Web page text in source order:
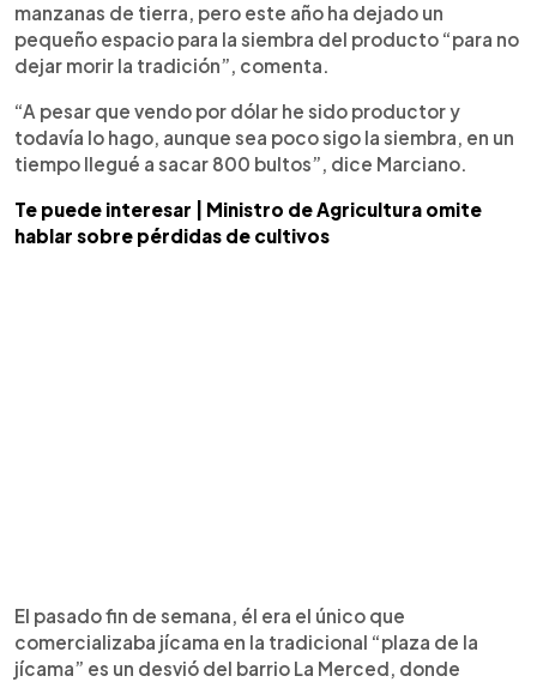
manzanas de tierra, pero este año ha dejado un
pequeño espacio para la siembra del producto “para no
dejar morir la tradición”, comenta.
“A pesar que vendo por dólar he sido productor y
todavía lo hago, aunque sea poco sigo la siembra, en un
tiempo llegué a sacar 800 bultos”, dice Marciano.
Te puede interesar | Ministro de Agricultura omite
hablar sobre pérdidas de cultivos
El pasado fin de semana, él era el único que
comercializaba jícama en la tradicional “plaza de la
jícama” es un desvió del barrio La Merced, donde